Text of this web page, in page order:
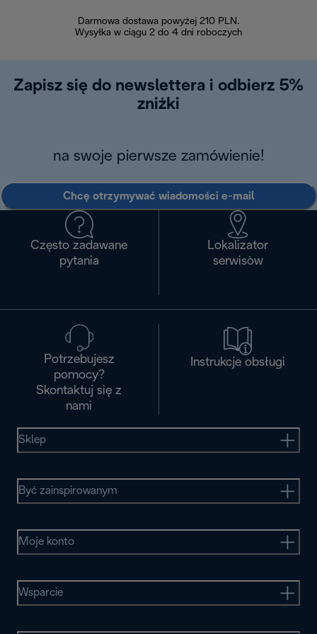
Darmowa dostawa powyżej 210 PLN.
Wysyłka w ciągu 2 do 4 dni roboczych
Zapisz się do newslettera i odbierz 5%
zniżki
na swoje pierwsze zamówienie!
Chcę otrzymywać wiadomości e-mail
Często zadawane
pytania
Lokalizator
serwisòw
Potrzebujesz
pomocy?
Skontaktuj się z
nami
Instrukcje obsługi
Sklep
Być zainspirowanym
Moje konto
Wsparcie